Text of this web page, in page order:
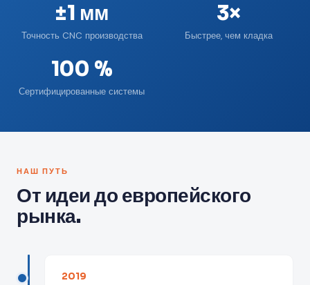
±1 мм
Точность CNC производства
3×
Быстрее, чем кладка
100 %
Сертифицированные системы
НАШ ПУТЬ
От идеи до европейского
рынка.
2019